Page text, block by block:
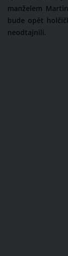
manželem
bude opět
neodtajnili.